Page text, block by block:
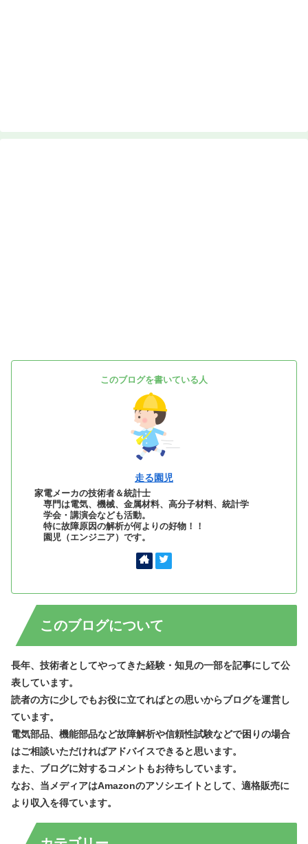
このブログを書いている人
走る園児
家電メーカの技術者＆統計士
専門は電気、機械、金属材料、高分子材料、統計学
学会・講演会なども活動。
特に故障原因の解析が何よりの好物！！
園児（エンジニア）です。
このブログについて
長年、技術者としてやってきた経験・知見の一部を記事にして公
表しています。
読者の方に少しでもお役に立てればとの思いからブログを運営し
ています。
電気部品、機能部品など故障解析や信頼性試験などで困りの場合
はご相談いただければアドバイスできると思います。
また、ブログに対するコメントもお待ちしています。
なお、当メディアはAmazonのアソシエイトとして、適格販売に
より収入を得ています。